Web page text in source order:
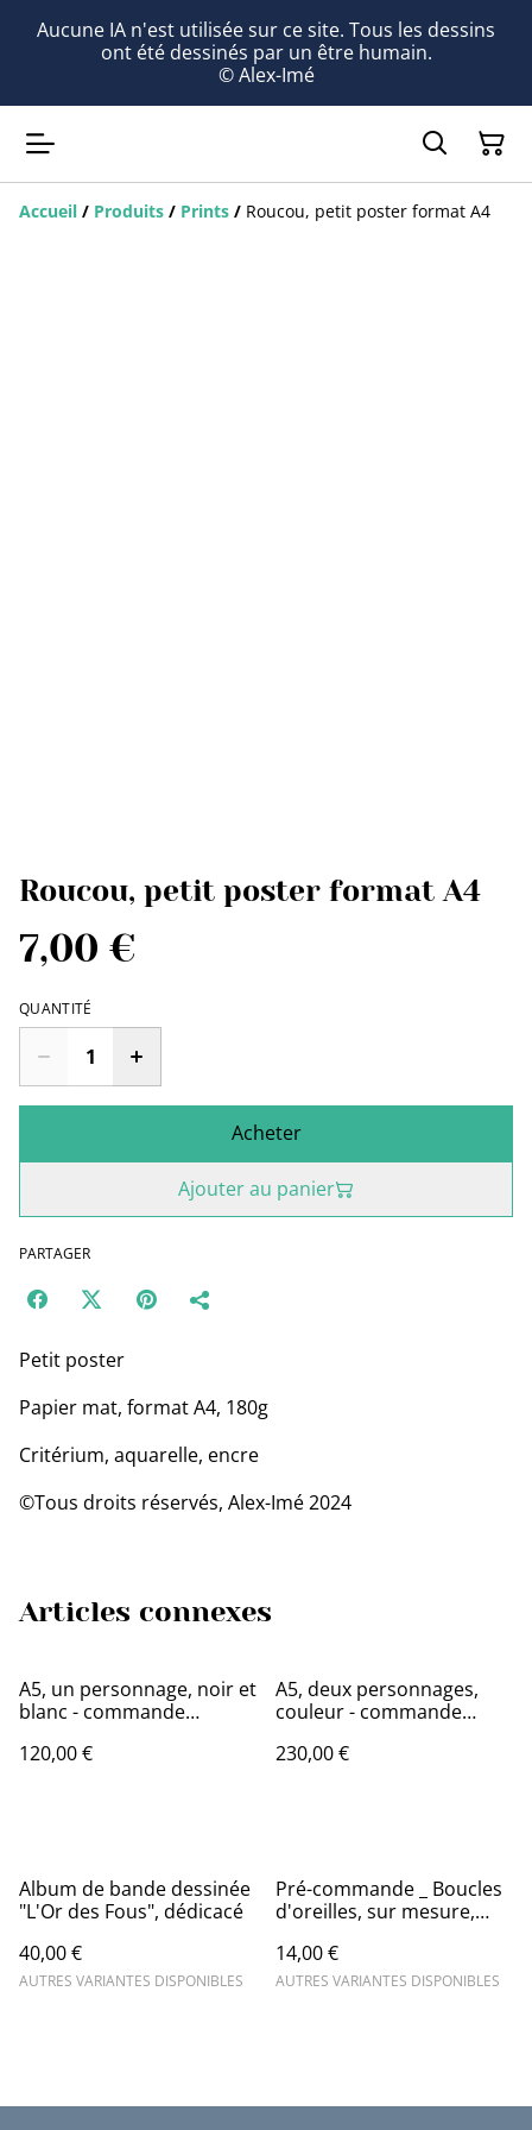
Aucune IA n'est utilisée sur ce site. Tous les dessins
ont été dessinés par un être humain.
© Alex-Imé
Accueil / Produits / Prints / Roucou, petit poster format A4
Roucou, petit poster format A4
7,00 €
QUANTITÉ
Acheter
Ajouter au panier
PARTAGER
Petit poster
Papier mat, format A4, 180g
Critérium, aquarelle, encre
©Tous droits réservés, Alex-Imé 2024
Articles connexes
A5, un personnage, noir et
blanc - commande
120,00 €
A5, deux personnages,
couleur - commande
230,00 €
Album de bande dessinée
"L'Or des Fous", dédicacé
40,00 €
AUTRES VARIANTES DISPONIBLES
Pré-commande _ Boucles
d'oreilles, sur mesure,
main
14,00 €
AUTRES VARIANTES DISPONIBLES